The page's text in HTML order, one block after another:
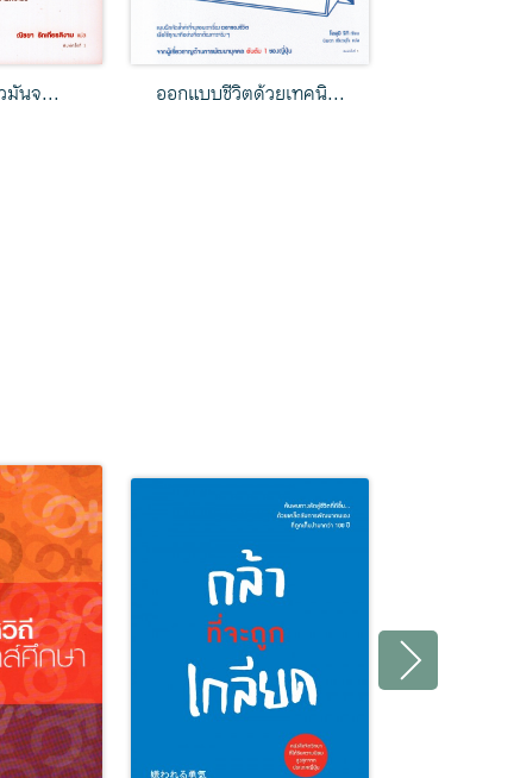
มันจ... ออกแบบชีวิตด้วยเทคนิ...